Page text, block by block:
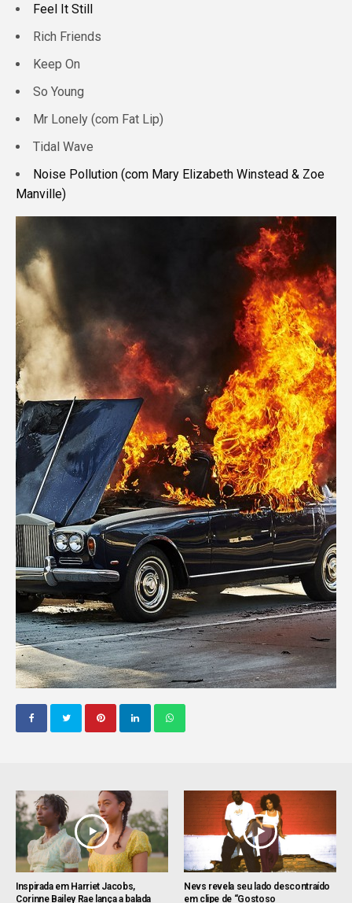
Feel It Still
Rich Friends
Keep On
So Young
Mr Lonely (com Fat Lip)
Tidal Wave
Noise Pollution (com Mary Elizabeth Winstead & Zoe
Manville)
Inspirada em Harriet Jacobs,
Corinne Bailey Rae lança a balada
Nevs revela seu lado descontraído
em clipe de “Gostoso